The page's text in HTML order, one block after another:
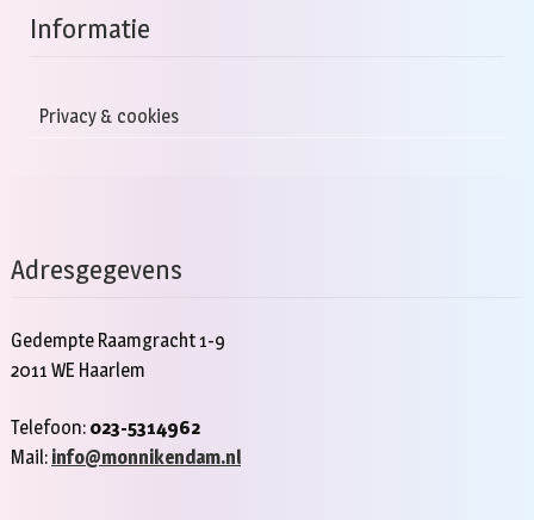
Informatie
Privacy & cookies
Adresgegevens
Gedempte Raamgracht 1-9
2011 WE Haarlem
Telefoon: 023-5314962
Mail: info@monnikendam.nl